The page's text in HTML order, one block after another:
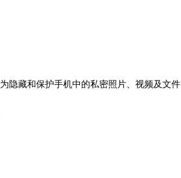
隐藏和保护手机中的私密照片、视频及文件